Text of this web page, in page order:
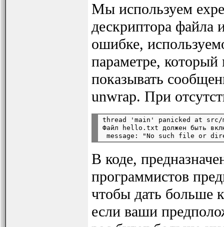
Мы используем
дескриптора файла
ошибке,
параметре,
показывать
unwrap. При
thread 'main' panicked at src/
Файл hello.txt должен быть
В коде,
программистов
чтобы дать больше
если ваши